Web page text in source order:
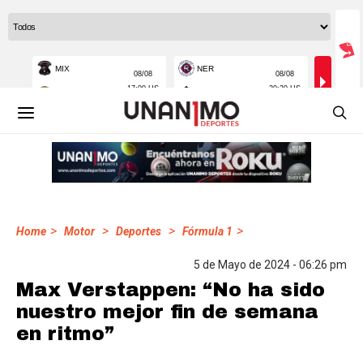
Home > Motor > Deportes > Fórmula 1 >
5 de Mayo de 2024 - 06:26 pm
Max Verstappen: “No ha sido
nuestro mejor fin de semana
en ritmo”